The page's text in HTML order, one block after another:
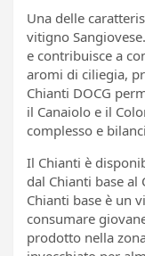
Una delle
vitigno
e contribuisce a
aromi di ciliegia,
Chianti DOCG
il Canaiolo e il
complesso e
Il Chianti è
dal Chianti base al
Chianti base è un
consumare
prodotto nella